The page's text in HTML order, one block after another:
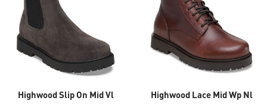
Highwood Slip On Mid Vl Highwood Lace Mid Wp Nl